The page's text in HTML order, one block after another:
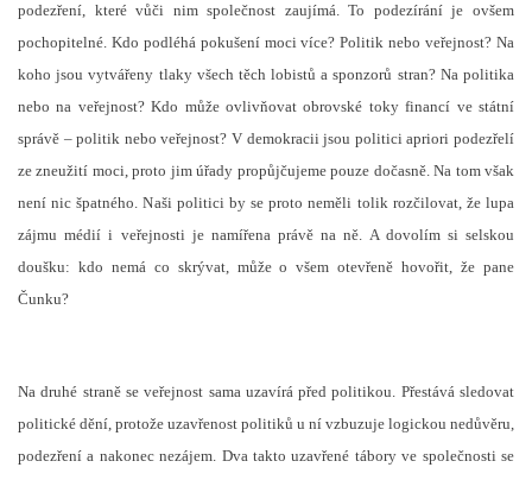
podezření, které vůči nim společnost zaujímá. To podezírání je ovšem
pochopitelné. Kdo podléhá pokušení moci více? Politik nebo veřejnost? Na
koho jsou vytvářeny tlaky všech těch lobistů a sponzorů stran? Na politika
nebo na veřejnost? Kdo může ovlivňovat obrovské toky financí ve státní
správě – politik nebo veřejnost? V demokracii jsou politici apriori podezřelí
ze zneužití moci, proto jim úřady propůjčujeme pouze dočasně. Na tom však
není nic špatného. Naši politici by se proto neměli tolik rozčilovat, že lupa
zájmu médií i veřejnosti je namířena právě na ně. A dovolím si selskou
doušku: kdo nemá co skrývat, může o všem otevřeně hovořit, že pane
Čunku?
Na druhé straně se veřejnost sama uzavírá před politikou. Přestává sledovat
politické dění, protože uzavřenost politiků u ní vzbuzuje logickou nedůvěru,
podezření a nakonec nezájem. Dva takto uzavřené tábory ve společnosti se